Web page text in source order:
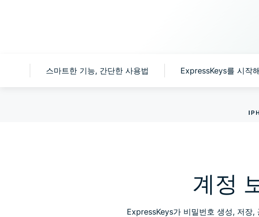
스마트한 기능, 간단한 사용법 ExpressKeys를 시작
계정
ExpressKeys가 비밀번호 생성, 저장